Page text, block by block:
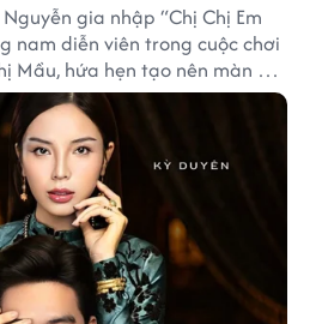
gia nhập “Chị Chị Em
nam diễn viên trong cuộc chơi
Mầu, hứa hẹn tạo nên màn kết